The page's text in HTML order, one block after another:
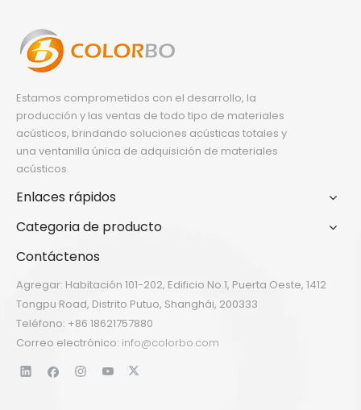
Estamos comprometidos con el desarrollo, la
producción y las ventas de todo tipo de materiales
acústicos, brindando soluciones acústicas totales y
una ventanilla única de adquisición de materiales
acústicos.
Enlaces rápidos
Categoria de producto
Contáctenos
Agregar: Habitación 101-202, Edificio No.1, Puerta Oeste, 1412
Tongpu Road, Distrito Putuo, Shanghái, 200333
Teléfono: +86 18621757880
Correo electrónico: info@colorbo.com